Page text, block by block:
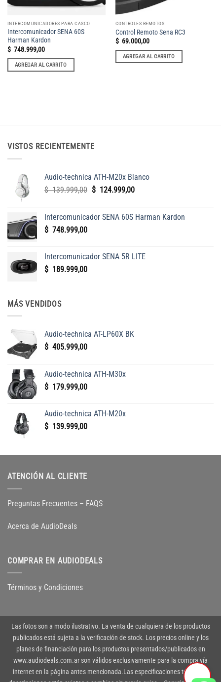
INTERCOMUNICADORES PARA CASCO
Intercomunicador SENA 60S
Harman Kardon
$ 748.999,00
AGREGAR AL CARRITO
CONTROLES REMOTOS
Control Remoto Sena RC3
$ 69.000,00
AGREGAR AL CARRITO
VISTOS RECIENTEMENTE
Audio-technica ATH-M20x Blanco
$139.999,00 El
era:
$ 124.999,00El
es:
Intercomunicador SENA 60S Harman Kardon
$ 748.999,00
Intercomunicador SENA 5R LITE
$ 189.999,00
MÁS VENDIDOS
Audio-technica AT-LP60X BK
$ 405.999,00
Audio-technica ATH-M30x
$ 179.999,00
Audio-technica ATH-M20x
$ 139.999,00
ATENCIÓN AL CLIENTE
Preguntas Frecuentes – FAQS
Acerca de AudioDeals
COMPRAR EN AUDIODEALS
Términos y Condiciones
Las fotos son a modo ilustrativo. La venta de cualquiera de los productos
publicados está sujeta a la verificación de stock. Los precios online y los
planes de financiación para los productos presentados/publicados en
www.audiodeals.com.ar son válidos exclusivamente para la compra vía
internet en la página antes mencionada.Las especificaciones técnicas y